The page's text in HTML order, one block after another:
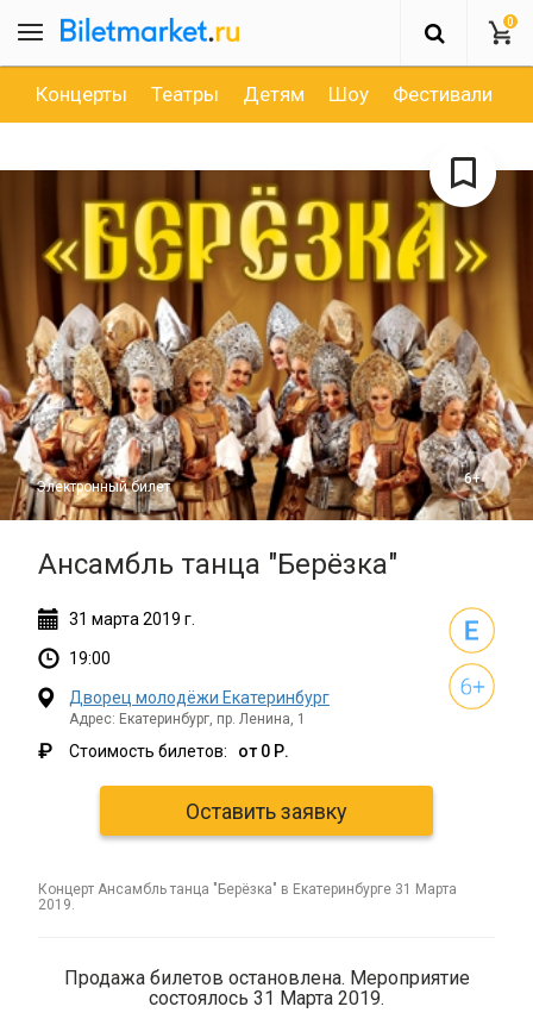
0
Концерты Театры Детям Шоу Фестивали
Ансамбль танца "Берёзка"
Электронный билет 6+
31 марта 2019 г.
19:00
Дворец молодёжи Екатеринбург
Адрес: Екатеринбург, пр. Ленина, 1
₽ Стоимость билетов: от 0 Р.
Оставить заявку
концерт Ансамбль танца "Берёзка" в Екатеринбурге 31 Марта
2019.
Продажа билетов остановлена. Мероприятие
состоялось 31 Марта 2019.